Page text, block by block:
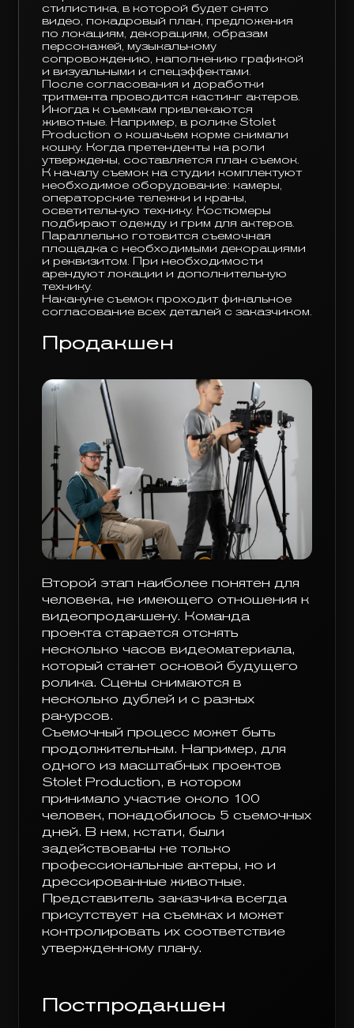
стилистика, в которой будет снято
видео, покадровый план, предложения
по локациям, декорациям, образам
персонажей, музыкальному
сопровождению, наполнению графикой
и визуальными и спецэффектами.
После согласования и доработки
тритмента проводится кастинг актеров.
Иногда к съемкам привлекаются
животные. Например, в ролике Stolet
Production о кошачьем корме снимали
кошку. Когда претенденты на роли
утверждены, составляется план съемок.
К началу съемок на студии комплектуют
необходимое оборудование: камеры,
операторские тележки и краны,
осветительную технику. Костюмеры
подбирают одежду и грим для актеров.
Параллельно готовится съемочная
площадка с необходимыми декорациями
и реквизитом. При необходимости
арендуют локации и дополнительную
технику.
Накануне съемок проходит финальное
согласование всех деталей с заказчиком.
Продакшен
Второй этап наиболее понятен для
человека, не имеющего отношения к
видеопродакшену. Команда
проекта старается отснять
несколько часов видеоматериала,
который станет основой будущего
ролика. Сцены снимаются в
несколько дублей и с разных
ракурсов.
Съемочный процесс может быть
продолжительным. Например, для
одного из масштабных проектов
Stolet Production, в котором
принимало участие около 100
человек, понадобилось 5 съемочных
дней. В нем, кстати, были
задействованы не только
профессиональные актеры, но и
дрессированные животные.
Представитель заказчика всегда
присутствует на съемках и может
контролировать их соответствие
утвержденному плану.
Постпродакшен